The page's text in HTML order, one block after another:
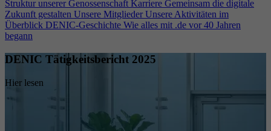
Struktur unserer Genossenschaft Karriere Gemeinsam die digitale
Zukunft gestalten Unsere Mitglieder Unsere Aktivitäten im
Überblick DENIC-Geschichte Wie alles mit .de vor 40 Jahren
begann
DENIC Tätigkeitsbericht 2025
Hier lesen